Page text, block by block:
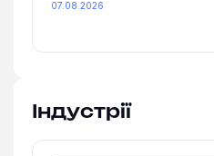
07.08.2026
Індустрії